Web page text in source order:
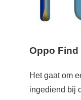
Oppo Find
Het gaat om
ingediend bij